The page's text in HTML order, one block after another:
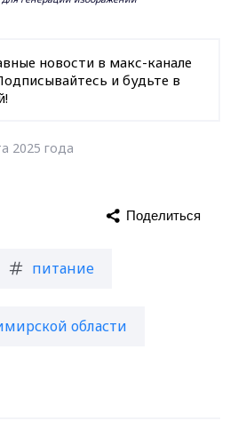
новости в макс-канале
и будьте в
2025 года
питание
области
Поделиться